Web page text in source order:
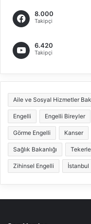
8.000
Takipçi
6.420
Takipçi
Aile ve Sosyal Hizmetler
Engelli Engelli Bireyler
Görme Engelli Kanser
Sağlık Bakanlığı
Zihinsel Engelli İstanbul